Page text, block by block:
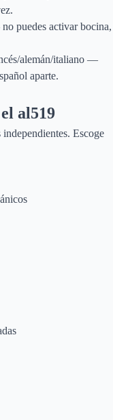
puedes activar bocina,
alemán/italiano —
aparte.
al519
Escoge